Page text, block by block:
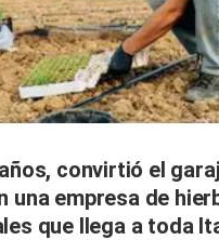
convirtió el
una empresa de
que llega a toda